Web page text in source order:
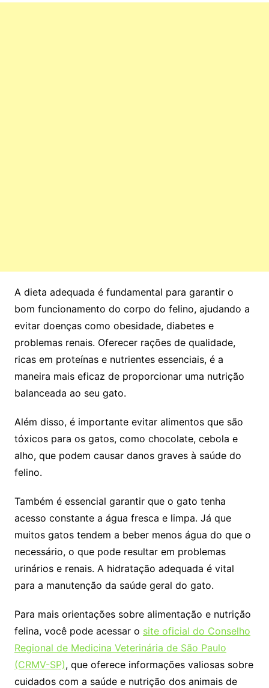
A dieta adequada é fundamental para garantir o
bom funcionamento do corpo do felino, ajudando a
evitar doenças como obesidade, diabetes e
problemas renais. Oferecer rações de qualidade,
ricas em proteínas e nutrientes essenciais, é a
maneira mais eficaz de proporcionar uma nutrição
balanceada ao seu gato.
Além disso, é importante evitar alimentos que são
tóxicos para os gatos, como chocolate, cebola e
alho, que podem causar danos graves à saúde do
felino.
Também é essencial garantir que o gato tenha
acesso constante a água fresca e limpa. Já que
muitos gatos tendem a beber menos água do que o
necessário, o que pode resultar em problemas
urinários e renais. A hidratação adequada é vital
para a manutenção da saúde geral do gato.
Para mais orientações sobre alimentação e nutrição
felina, você pode acessar o site oficial do Conselho
Regional de Medicina Veterinária de São Paulo
(CRMV-SP), que oferece informações valiosas sobre
cuidados com a saúde e nutrição dos animais de